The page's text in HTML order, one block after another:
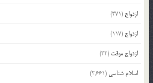
ازدواج (371)
ازدواج (117)
ازدواج موقت (32)
اسلام شناسی (2,661)